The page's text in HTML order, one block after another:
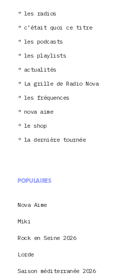
les radios
c’était quoi ce titre
les podcasts
les playlists
actualités
La grille de Radio Nova
les fréquences
nova aime
le shop
la dernière tournée
POPULAIRES
Nova Aime
Miki
Rock en Seine 2026
Lorde
Saison méditerranée 2026